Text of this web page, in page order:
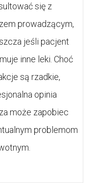
się z
prowadzącym,
jeśli pacjent
inne leki. Choć
są rzadkie,
opinia
może zapobiec
problemom